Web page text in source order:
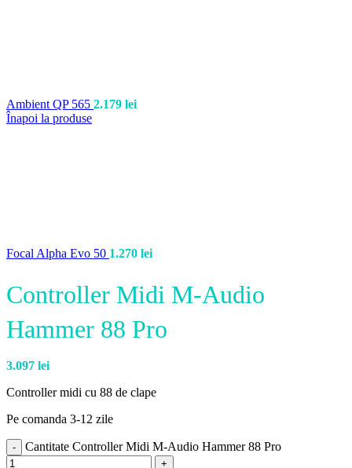
Ambient QP 565 2.179 lei
Înapoi la produse
Focal Alpha Evo 50 1.270 lei
Controller Midi M-Audio
Hammer 88 Pro
3.097 lei
Controller midi cu 88 de clape
Pe comanda 3-12 zile
Cantitate Controller Midi M-Audio Hammer 88 Pro